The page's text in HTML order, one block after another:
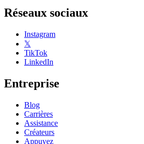
Réseaux sociaux
Instagram
𝕏
TikTok
LinkedIn
Entreprise
Blog
Carrières
Assistance
Créateurs
Appuyez